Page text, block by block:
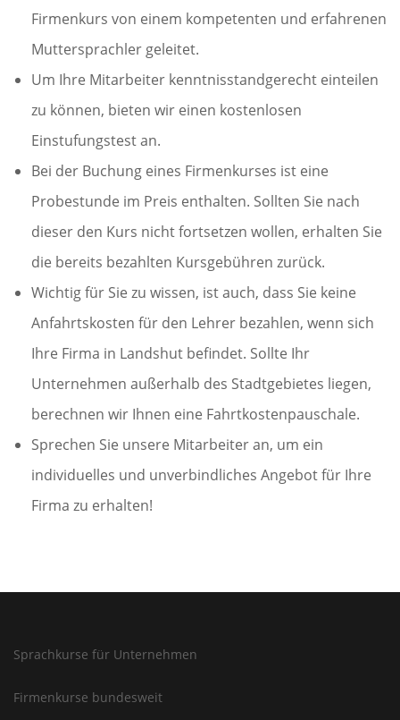
Firmenkurs von einem kompetenten und erfahrenen
Muttersprachler geleitet.
Um Ihre Mitarbeiter kenntnisstandgerecht einteilen
zu können, bieten wir einen kostenlosen
Einstufungstest an.
Bei der Buchung eines Firmenkurses ist eine
Probestunde im Preis enthalten. Sollten Sie nach
dieser den Kurs nicht fortsetzen wollen, erhalten Sie
die bereits bezahlten Kursgebühren zurück.
Wichtig für Sie zu wissen, ist auch, dass Sie keine
Anfahrtskosten für den Lehrer bezahlen, wenn sich
Ihre Firma in Landshut befindet. Sollte Ihr
Unternehmen außerhalb des Stadtgebietes liegen,
berechnen wir Ihnen eine Fahrtkostenpauschale.
Sprechen Sie unsere Mitarbeiter an, um ein
individuelles und unverbindliches Angebot für Ihre
Firma zu erhalten!
Sprachkurse für Unternehmen
Firmenkurse bundesweit